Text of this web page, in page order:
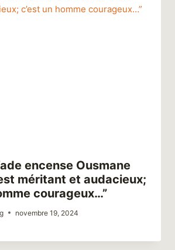
encense Ousmane
méritant et audacieux;
courageux…”
novembre 19, 2024